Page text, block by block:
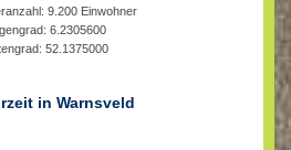
9.200 Einwohner
6.2305600
52.1375000
in Warnsveld